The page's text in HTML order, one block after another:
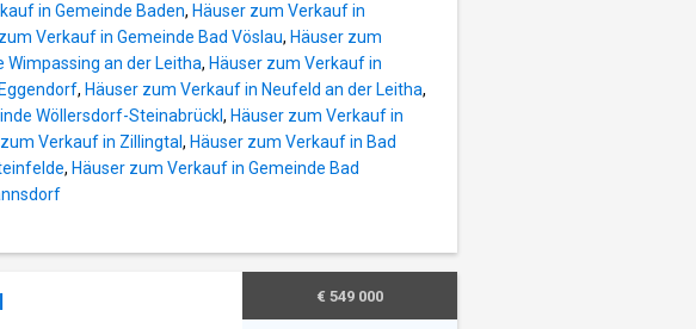
und
wurde
und bietet
Familie. Das Haus
Wohnküche, 3
2 WCs, 1 Abstellraum,
Garten mit großer
wird
und
Vorbereitung
in Gemeinde Baden, Häuser zum Verkauf in
Verkauf in Gemeinde Bad Vöslau, Häuser zum
Wimpassing an der Leitha, Häuser zum Verkauf in
, Häuser zum Verkauf in Neufeld an der Leitha,
Wöllersdorf-Steinabrückl, Häuser zum Verkauf in
Verkauf in Zillingtal , Häuser zum Verkauf in Bad
, Häuser zum Verkauf in Gemeinde Bad
€ 549 000